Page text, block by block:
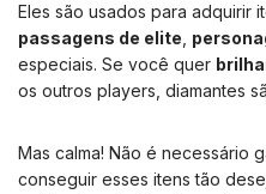
Eles são usados para adquirir
passagens de elite
especiais. Se você quer
os outros players, diamantes
Mas calma! Não é necessário
conseguir esses itens tão